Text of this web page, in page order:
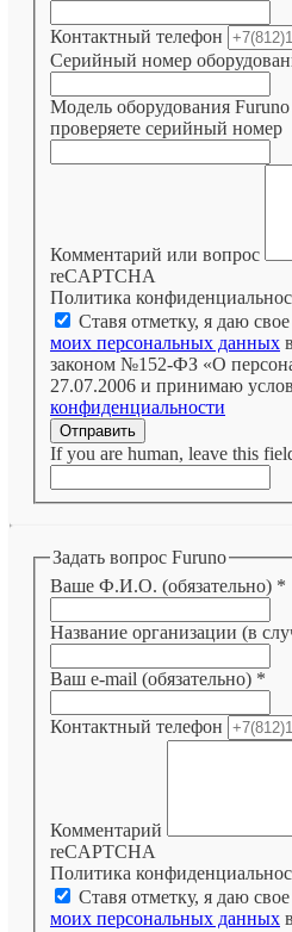
Контактный телефон
Серийный номер
Модель оборудования Furuno
проверяете серийный номер
Комментарий или вопрос
reCAPTCHA
Политика
Ставя отметку, я даю свое
моих персональных данных
законом №152-ФЗ «О
27.07.2006 и принимаю
конфиденциальности
Отправить
If you are human, leave this
Задать вопрос Furuno
Ваше Ф.И.О. (обязательно) *
Название организации (в
Ваш e-mail (обязательно) *
Контактный телефон
Комментарий
reCAPTCHA
Политика
Ставя отметку, я даю свое
моих персональных данных